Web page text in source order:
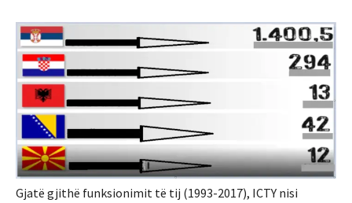
Gjatë gjithë funksionimit të tij (1993-2017), ICTY nisi